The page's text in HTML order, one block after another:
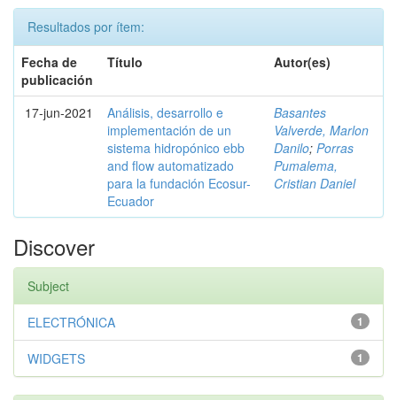
Resultados por ítem:
Fecha de
publicación
Título Autor(es)
17-jun-2021
Análisis, desarrollo e
implementación de un
sistema hidropónico ebb
and flow automatizado
para la fundación Ecosur-
Ecuador
Basantes
Valverde, Marlon
Danilo; Porras
Pumalema,
Cristian Daniel
Discover
Subject
1
ELECTRÓNICA
1
WIDGETS